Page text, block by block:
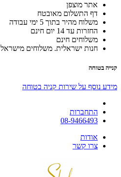
אתר מוצפן
דף התשלום מאובטח
משלוח מהיר בתוך 5 ימי עבודה
החזרות עד 14 יום חינם
משלוחים חינם
חנות ישראלית. משלוחים מישראל
קנייה בטוחה
מידע נוסף על שירות קניה בטוחה
התחברות
08-9466493
אודות
צרו קשר